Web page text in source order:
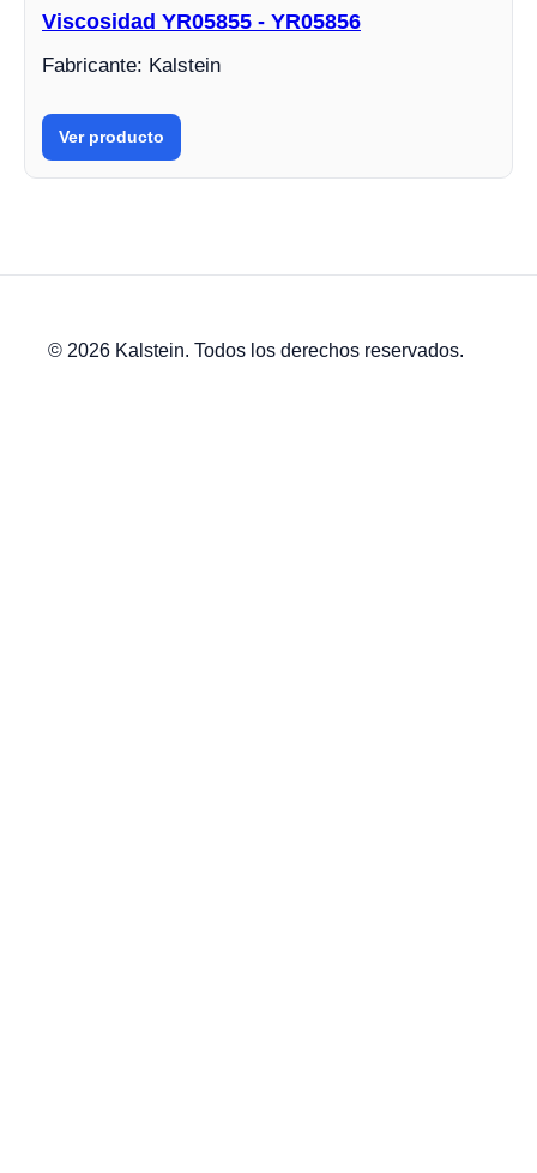
Viscosidad YR05855 - YR05856
Fabricante: Kalstein
Ver producto
© 2026 Kalstein. Todos los derechos reservados.